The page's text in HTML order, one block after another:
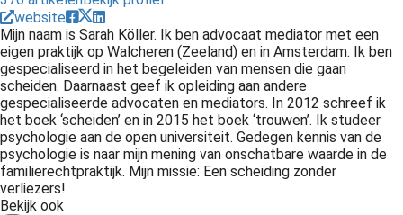
website
Mijn naam is Sarah Köller. Ik ben advocaat mediator met een
eigen praktijk op Walcheren (Zeeland) en in Amsterdam. Ik ben
gespecialiseerd in het begeleiden van mensen die gaan
scheiden. Daarnaast geef ik opleiding aan andere
gespecialiseerde advocaten en mediators. In 2012 schreef ik
het boek ‘scheiden’ en in 2015 het boek ‘trouwen’. Ik studeer
psychologie aan de open universiteit. Gedegen kennis van de
psychologie is naar mijn mening van onschatbare waarde in de
familierechtpraktijk. Mijn missie: Een scheiding zonder
verliezers!
Bekijk ook